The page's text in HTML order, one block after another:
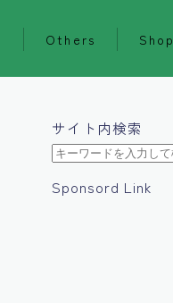
Others Shop
サイト内検索
Sponsord Link